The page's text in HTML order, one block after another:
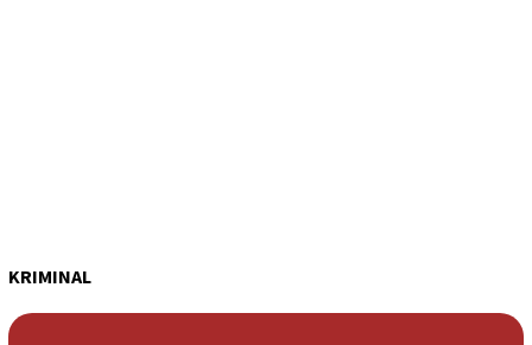
KRIMINAL